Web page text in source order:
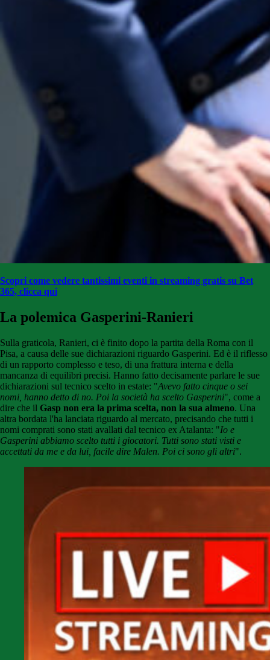
Scopri come vedere tantissimi eventi in streaming gratis su Bet
365, clicca qui
La polemica Gasperini-Ranieri
Sulla graticola, Ranieri, ci è finito dopo la partita della Roma con il
Pisa, a causa delle sue dichiarazioni riguardo Gasperini. Ed è il riflesso
di un rapporto complesso e teso, di una frattura interna e della
mancanza di equilibri precisi. Hanno fatto decisamente parlare le sue
dichiarazioni sul tecnico scelto in estate: "Avevo fatto cinque o sei
nomi, hanno detto di no. Poi la società ha scelto Gasperini", come a
dire che il Gasp non era la prima scelta, non la sua almeno. Una
altra bordata l'ha lanciata riguardo al mercato, precisando che tutti i
nomi comprati sono stati avallati dal tecnico ex Atalanta: "Io e
Gasperini abbiamo scelto tutti i giocatori. Tutti sono stati visti e
accettati da me e da lui, facile dire Malen. Poi ci sono gli altri".